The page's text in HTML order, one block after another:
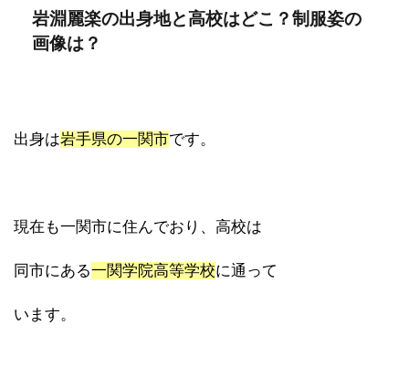
岩淵麗楽の出身地と高校はどこ？制服姿の
画像は？
出身は岩手県の一関市です。
現在も一関市に住んでおり、高校は
同市にある一関学院高等学校に通って
います。